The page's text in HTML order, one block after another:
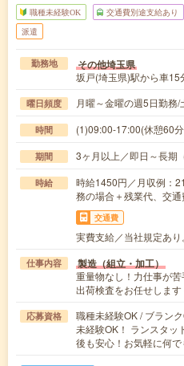
職種未経験OK 交通費別途支給あり
派遣
勤務地 その他埼玉県
坂戸(埼玉県)駅から車
曜日頻度 月曜～金曜の週5日勤務/
時間 (1)09:00-17:00(休憩60
期間 3ヶ月以上／即日～長期
時給
時給1450円／月収例：
務の場合＋残業代、交
交通費
実費支給／当社規定あり。
仕事内容 製造（組立・加工）
重量物なし！力仕事が
出荷検査をお任せしま
応募資格
職種未経験OK / ブラン
未経験OK！ ランスタッ
後も安心！お気軽に何で